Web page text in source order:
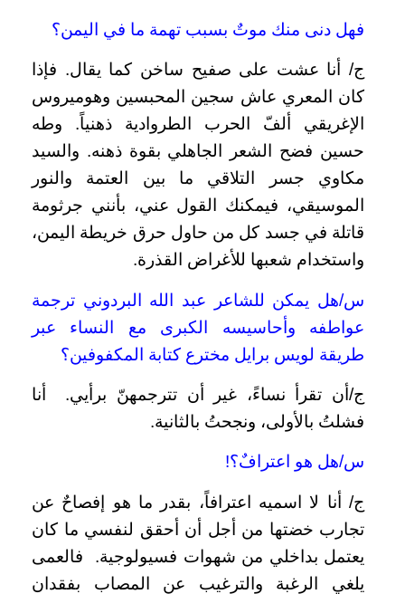
فهل دنى منك موتٌ بسبب تهمة ما في اليمن؟
ج/ أنا عشت على صفيح ساخن كما يقال. فإذا
كان المعري عاش سجين المحبسين وهوميروس
الإغريقي ألفّ الحرب الطروادية ذهنياً. وطه
حسين فضح الشعر الجاهلي بقوة ذهنه. والسيد
مكاوي جسر التلاقي ما بين العتمة والنور
الموسيقي، فيمكنك القول عني، بأنني جرثومة
قاتلة في جسد كل من حاول حرق خريطة اليمن،
واستخدام شعبها للأغراض القذرة.
س/هل يمكن للشاعر عبد الله البردوني ترجمة
عواطفه وأحاسيسه الكبرى مع النساء عبر
طريقة لويس برايل مخترع كتابة المكفوفين؟
ج/أن تقرأ نساءً، غير أن تترجمهنّ برأيي. أنا
فشلتُ بالأولى، ونجحتُ بالثانية.
س/هل هو اعترافٌ؟!
ج/ أنا لا اسميه اعترافاً، بقدر ما هو إفصاحٌ عن
تجارب خضتها من أجل أن أحقق لنفسي ما كان
يعتمل بداخلي من شهوات فسيولوجية. فالعمى
يلغي الرغبة والترغيب عن المصاب بفقدان